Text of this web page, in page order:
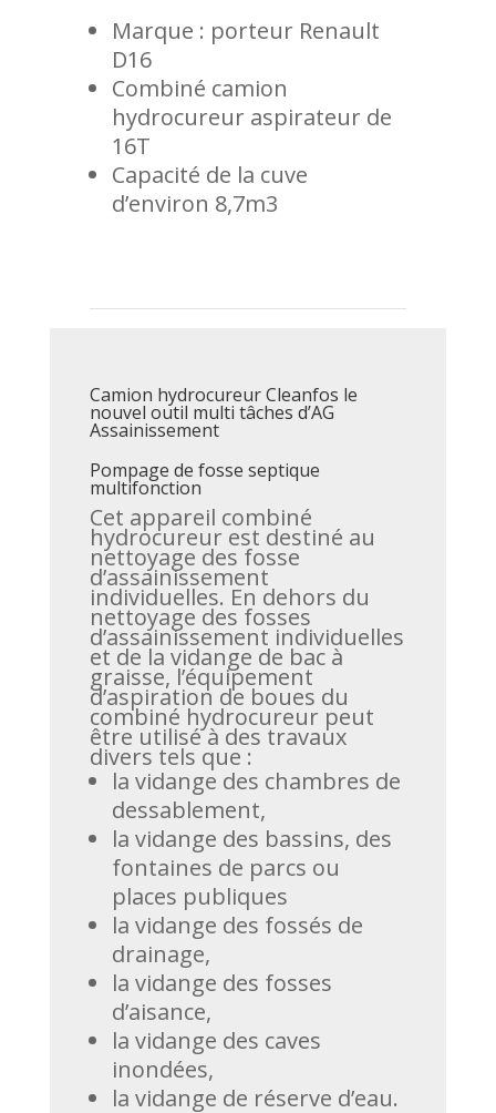
Marque : porteur Renault
D16
Combiné camion
hydrocureur aspirateur de
16T
Capacité de la cuve
d’environ 8,7m3
Camion hydrocureur Cleanfos le
nouvel outil multi tâches d’AG
Assainissement
Pompage de fosse septique
multifonction
Cet appareil combiné
hydrocureur est destiné au
nettoyage des fosse
d’assainissement
individuelles. En dehors du
nettoyage des fosses
d’assainissement individuelles
et de la vidange de bac à
graisse, l’équipement
d’aspiration de boues du
combiné hydrocureur peut
être utilisé à des travaux
divers tels que :
la vidange des chambres de
dessablement,
la vidange des bassins, des
fontaines de parcs ou
places publiques
la vidange des fossés de
drainage,
la vidange des fosses
d’aisance,
la vidange des caves
inondées,
la vidange de réserve d’eau.